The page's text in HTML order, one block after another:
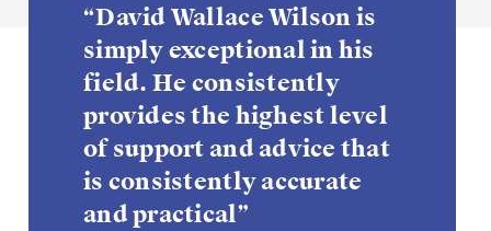
“David Wallace Wilson is
simply exceptional in his
field. He consistently
provides the highest level
of support and advice that
is consistently accurate
and practical”
“David
best
Private Wealth
Restrukturierungen und
Insolvenz
Steuerrecht